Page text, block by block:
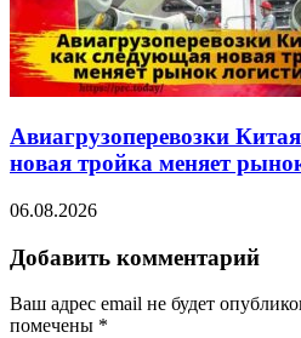
Авиагрузоперевозки
новая тройка меняет
06.08.2026
Добавить комментарий
Ваш адрес email не будет
помечены *